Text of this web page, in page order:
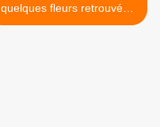
quelques fleurs retrouvées
cet été chez le fiston